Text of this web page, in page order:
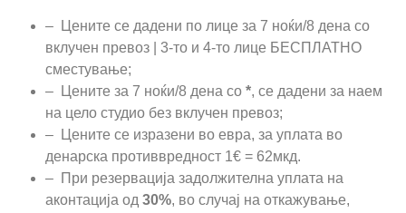
– Цените се дадени по лице за 7 ноќи/8 дена со
вклучен превоз | 3-то и 4-то лице БЕСПЛАТНО
сместување;
– Цените за 7 ноќи/8 дена со *, се дадени за наем
на цело студио без вклучен превоз;
– Цените се изразени во евра, за уплата во
денарска противвредност 1€ = 62мкд.
– При резервација задолжителна уплата на
аконтација од 30%, во случај на откажување,